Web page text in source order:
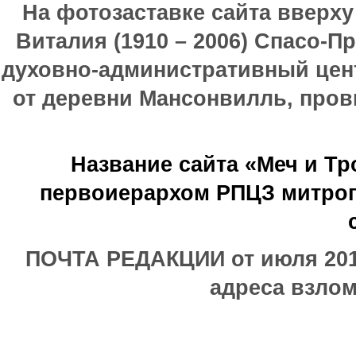
На фотозаставке сайта
Виталия (1910 – 2006) Спасо-
духовно-административный
от деревни Мансонвилль,
Название сайта «Меч и
первоиерархом РПЦЗ
ПОЧТА РЕДАКЦИИ от июля
адреса